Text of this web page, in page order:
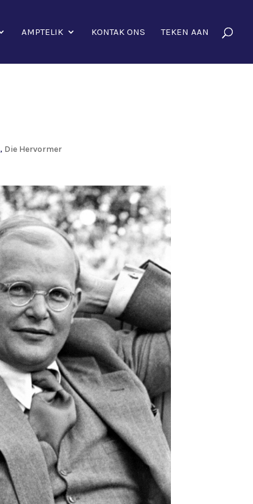
AMPTELIK KONTAK ONS TEKEN AAN
, Die Hervormer